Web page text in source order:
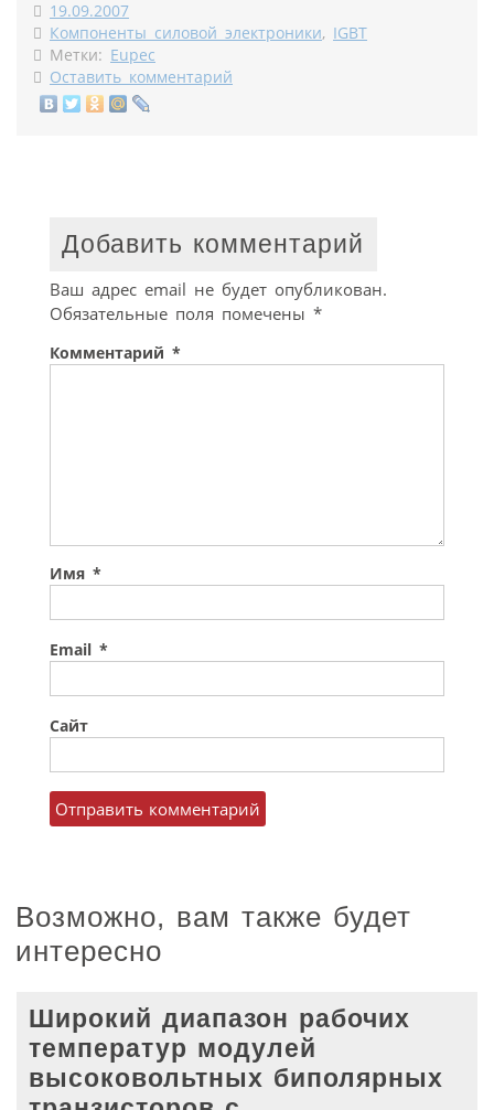
19.09.2007
Компоненты силовой электроники, IGBT
Метки: Eupec
Оставить комментарий
Добавить комментарий
Ваш адрес email не будет опубликован.
Обязательные поля помечены *
Комментарий *
Имя *
Email *
Сайт
Возможно, вам также будет
интересно
Широкий диапазон рабочих
температур модулей
высоковольтных биполярных